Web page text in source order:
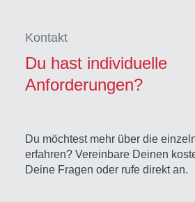
Kontakt
Du hast individuelle
Anforderungen?
Du möchtest mehr über die
erfahren? Vereinbare Deinen
Deine Fragen oder rufe direkt an.